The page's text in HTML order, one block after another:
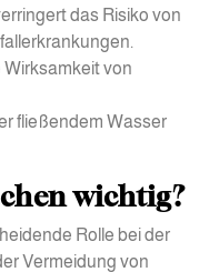
das Risiko von
von
fließendem Wasser
wichtig?
Rolle bei der
Vermeidung von